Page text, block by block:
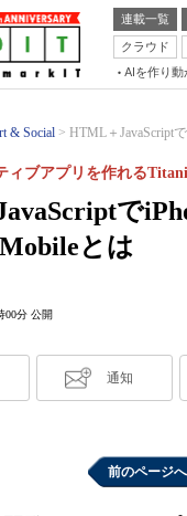
連載一覧
クラウド
AIを作り
& Social HTML＋JavaScript
で
とは
ィブアプリを作れる
00分 公開
通知
前のページへ